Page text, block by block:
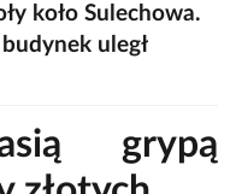
koło Sulechowa.
uległ
grypą